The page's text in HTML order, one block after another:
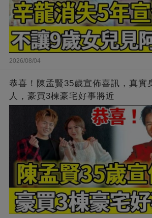
2026/08/04
恭喜！陳孟賢35歲宣佈喜訊，真實
人，豪買3棟豪宅好事將近